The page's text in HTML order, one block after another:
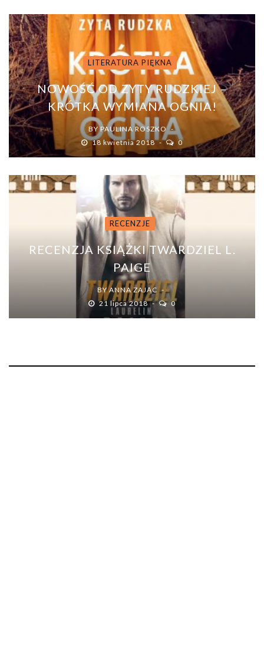
LITERATURA PIĘKNA
NOWOŚĆ OD ZYTY RUDZKIEJ –
KRÓTKA WYMIANA OGNIA!
BYPAULINA ROSZKO
18 kwietnia 2018
0
RECENZJE
RECENZJA KSIĄŻKI TWARDZIEL L.
PAIGE
BYANNA ZAJĄC
21 lipca 2018
0